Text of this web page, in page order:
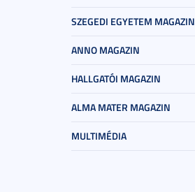
SZEGEDI EGYETEM MAGAZIN
ANNO MAGAZIN
HALLGATÓI MAGAZIN
ALMA MATER MAGAZIN
MULTIMÉDIA